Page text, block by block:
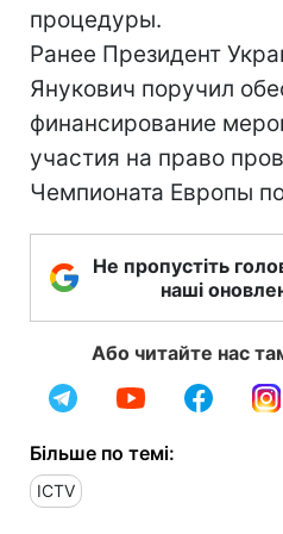
процедуры.
Ранее Президент
Янукович поручил
финансирование
участия на право
Чемпионата Европы
Не пропустіть
наші
Або читайте нас
Більше по темі:
ICTV